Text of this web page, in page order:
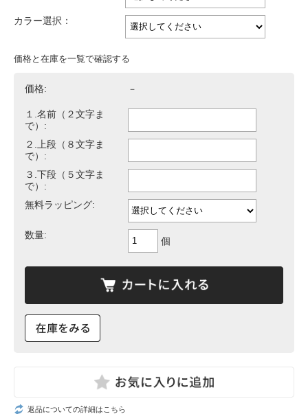
カラー選択：
価格と在庫を一覧で確認する
価格: －
１.名前（２文字ま
で）:
２.上段（８文字ま
で）:
３.下段（５文字ま
で）:
無料ラッピング:
数量:
個
返品についての詳細はこちら